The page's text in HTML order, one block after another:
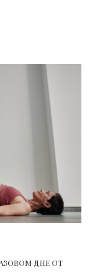
ДНЕ ОТ